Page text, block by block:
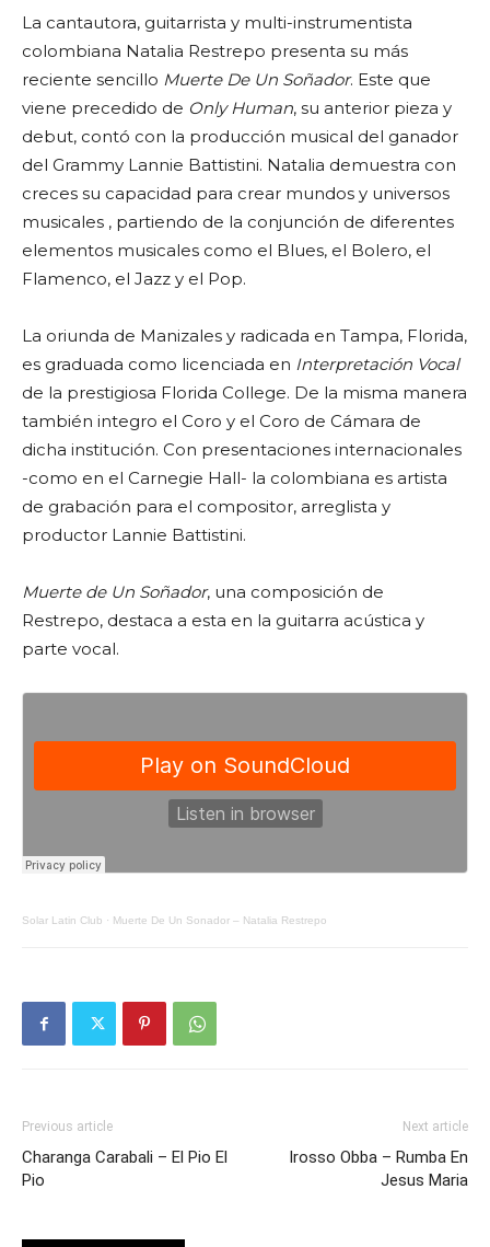
La cantautora, guitarrista y multi-instrumentista
colombiana Natalia Restrepo presenta su más
reciente sencillo Muerte De Un Soñador. Este que
viene precedido de Only Human, su anterior pieza y
debut, contó con la producción musical del ganador
del Grammy Lannie Battistini. Natalia demuestra con
creces su capacidad para crear mundos y universos
musicales , partiendo de la conjunción de diferentes
elementos musicales como el Blues, el Bolero, el
Flamenco, el Jazz y el Pop.
La oriunda de Manizales y radicada en Tampa, Florida,
es graduada como licenciada en Interpretación Vocal
de la prestigiosa Florida College. De la misma manera
también integro el Coro y el Coro de Cámara de
dicha institución. Con presentaciones internacionales
-como en el Carnegie Hall- la colombiana es artista
de grabación para el compositor, arreglista y
productor Lannie Battistini.
Muerte de Un Soñador, una composición de
Restrepo, destaca a esta en la guitarra acústica y
parte vocal.
Solar Latin Club · Muerte De Un Sonador – Natalia Restrepo
Previous article
Charanga Carabali – El Pio El
Pio
Next article
Irosso Obba – Rumba En
Jesus Maria